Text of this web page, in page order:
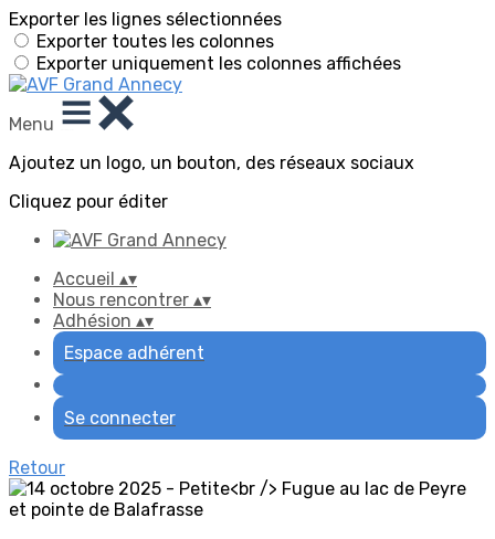
Exporter les lignes sélectionnées
Exporter toutes les colonnes
Exporter uniquement les colonnes affichées
Menu
Ajoutez un logo, un bouton, des réseaux sociaux
Cliquez pour éditer
Accueil ▴▾
Nous rencontrer ▴▾
Adhésion ▴▾
Espace adhérent
Se connecter
Retour